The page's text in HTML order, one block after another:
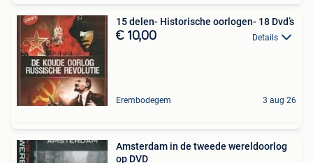
15 delen- Historische oorlogen- 18 Dvd’s
€ 10,00 Details
Erembodegem 3 aug 26
Amsterdam in de tweede wereldoorlog
op DVD